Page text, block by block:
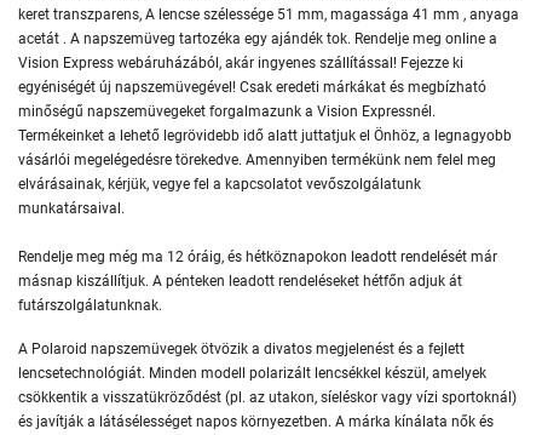
keret transzparens, A lencse szélessége 51 mm, magassága 41 mm , anyaga
acetát . A napszemüveg tartozéka egy ajándék tok. Rendelje meg online a
Vision Express webáruházából, akár ingyenes szállítással! Fejezze ki
egyéniségét új napszemüvegével! Csak eredeti márkákat és megbízható
minőségű napszemüvegeket forgalmazunk a Vision Expressnél.
Termékeinket a lehető legrövidebb idő alatt juttatjuk el Önhöz, a legnagyobb
vásárlói megelégedésre törekedve. Amennyiben termékünk nem felel meg
elvárásainak, kérjük, vegye fel a kapcsolatot vevőszolgálatunk
munkatársaival.
Rendelje meg még ma 12 óráig, és hétköznapokon leadott rendelését már
másnap kiszállítjuk. A pénteken leadott rendeléseket hétfőn adjuk át
futárszolgálatunknak.
A Polaroid napszemüvegek ötvözik a divatos megjelenést és a fejlett
lencsetechnológiát. Minden modell polarizált lencsékkel készül, amelyek
csökkentik a visszatükröződést (pl. az utakon, síeléskor vagy vízi sportoknál)
és javítják a látásélességet napos környezetben. A márka kínálata nők és